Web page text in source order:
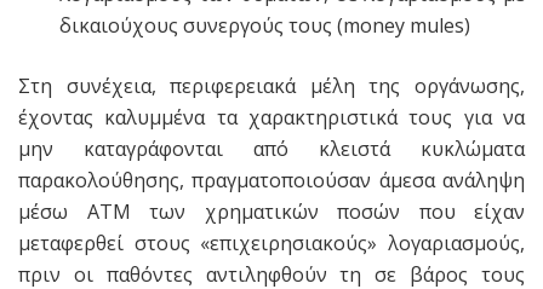
δικαιούχους συνεργούς τους (money mules)
Στη συνέχεια, περιφερειακά μέλη της οργάνωσης,
έχοντας καλυμμένα τα χαρακτηριστικά τους για να
μην καταγράφονται από κλειστά κυκλώματα
παρακολούθησης, πραγματοποιούσαν άμεσα ανάληψη
μέσω ΑΤΜ των χρηματικών ποσών που είχαν
μεταφερθεί στους «επιχειρησιακούς» λογαριασμούς,
πριν οι παθόντες αντιληφθούν τη σε βάρος τους